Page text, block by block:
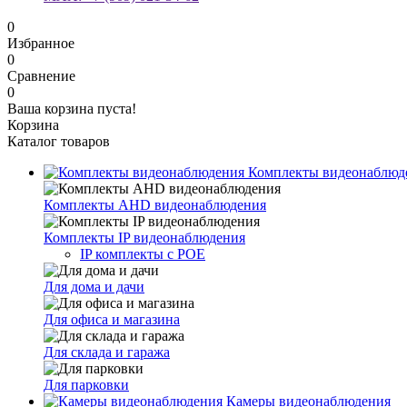
0
Избранное
0
Сравнение
0
Ваша корзина пуста!
Корзина
Каталог товаров
Комплекты
Комплекты AHD видеонаблюдения
Комплекты IP видеонаблюдения
IP комплекты с POE
Для дома и дачи
Для офиса и магазина
Для склада и гаража
Для парковки
Камеры видеонаблюдения